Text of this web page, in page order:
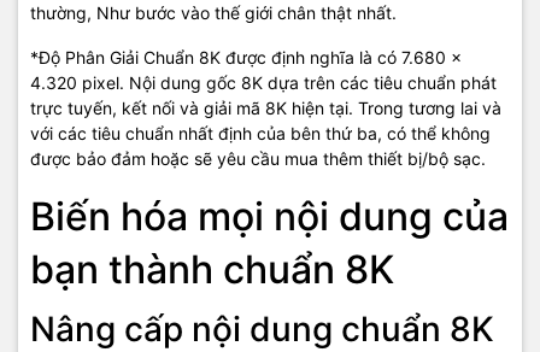
thường, Như bước vào thế giới chân thật nhất.
*Độ Phân Giải Chuẩn 8K được định nghĩa là có 7.680 x
4.320 pixel. Nội dung gốc 8K dựa trên các tiêu chuẩn phát
trực tuyến, kết nối và giải mã 8K hiện tại. Trong tương lai và
với các tiêu chuẩn nhất định của bên thứ ba, có thể không
được bảo đảm hoặc sẽ yêu cầu mua thêm thiết bị/bộ sạc.
Biến hóa mọi nội dung của
bạn thành chuẩn 8K
Nâng cấp nội dung chuẩn 8K
Âm thanh "nhập gia -tùy
biến" theo không gian của
bạn
Công nghệ SpaceFit Sound
Bạn không cần lo lắng vị trí & cách đặt TV theo thiết kế nhà sẽ ảnh
hưởng đến trải nghiệm âm thanh trên TV. Dù TV gắn tường hay đặt
trên mặt phẳng.Công nghệ SpaceFitsound sẽ đem đến âm thanh
nguyên bản trung thực nhất ở bất kỳ không gian nào.